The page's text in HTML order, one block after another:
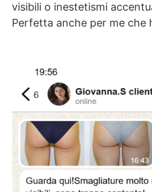
visibili o inestetismi
Perfetta anche per me che